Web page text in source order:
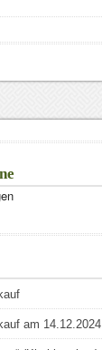
am 14.12.2024